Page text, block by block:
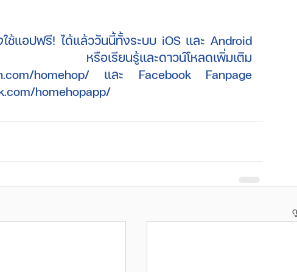
ปฟรี! ได้แล้ววันนี้ทั้งระบบ iOS และ Android
และดาวน์โหลดเพิ่มเติม
homehop/ และ Facebook Fanpage
homehopapp/